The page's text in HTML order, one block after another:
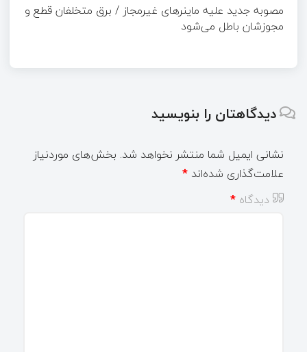
مصوبه جدید علیه ماینرهای غیرمجاز / برق متخلفان قطع و
مجوزشان باطل می‌شود
دیدگاهتان را بنویسید
نشانی ایمیل شما منتشر نخواهد شد. بخش‌های موردنیاز
علامت‌گذاری شده‌اند *
دیدگاه *